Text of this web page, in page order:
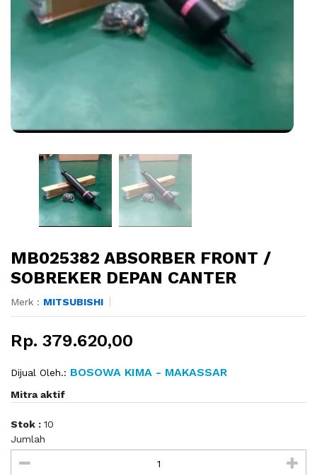
MB025382 ABSORBER FRONT /
SOBREKER DEPAN CANTER
Merk : MITSUBISHI
Rp. 379.620,00
Dijual Oleh.: BOSOWA KIMA - MAKASSAR
Mitra aktif
Stok : 10
Jumlah